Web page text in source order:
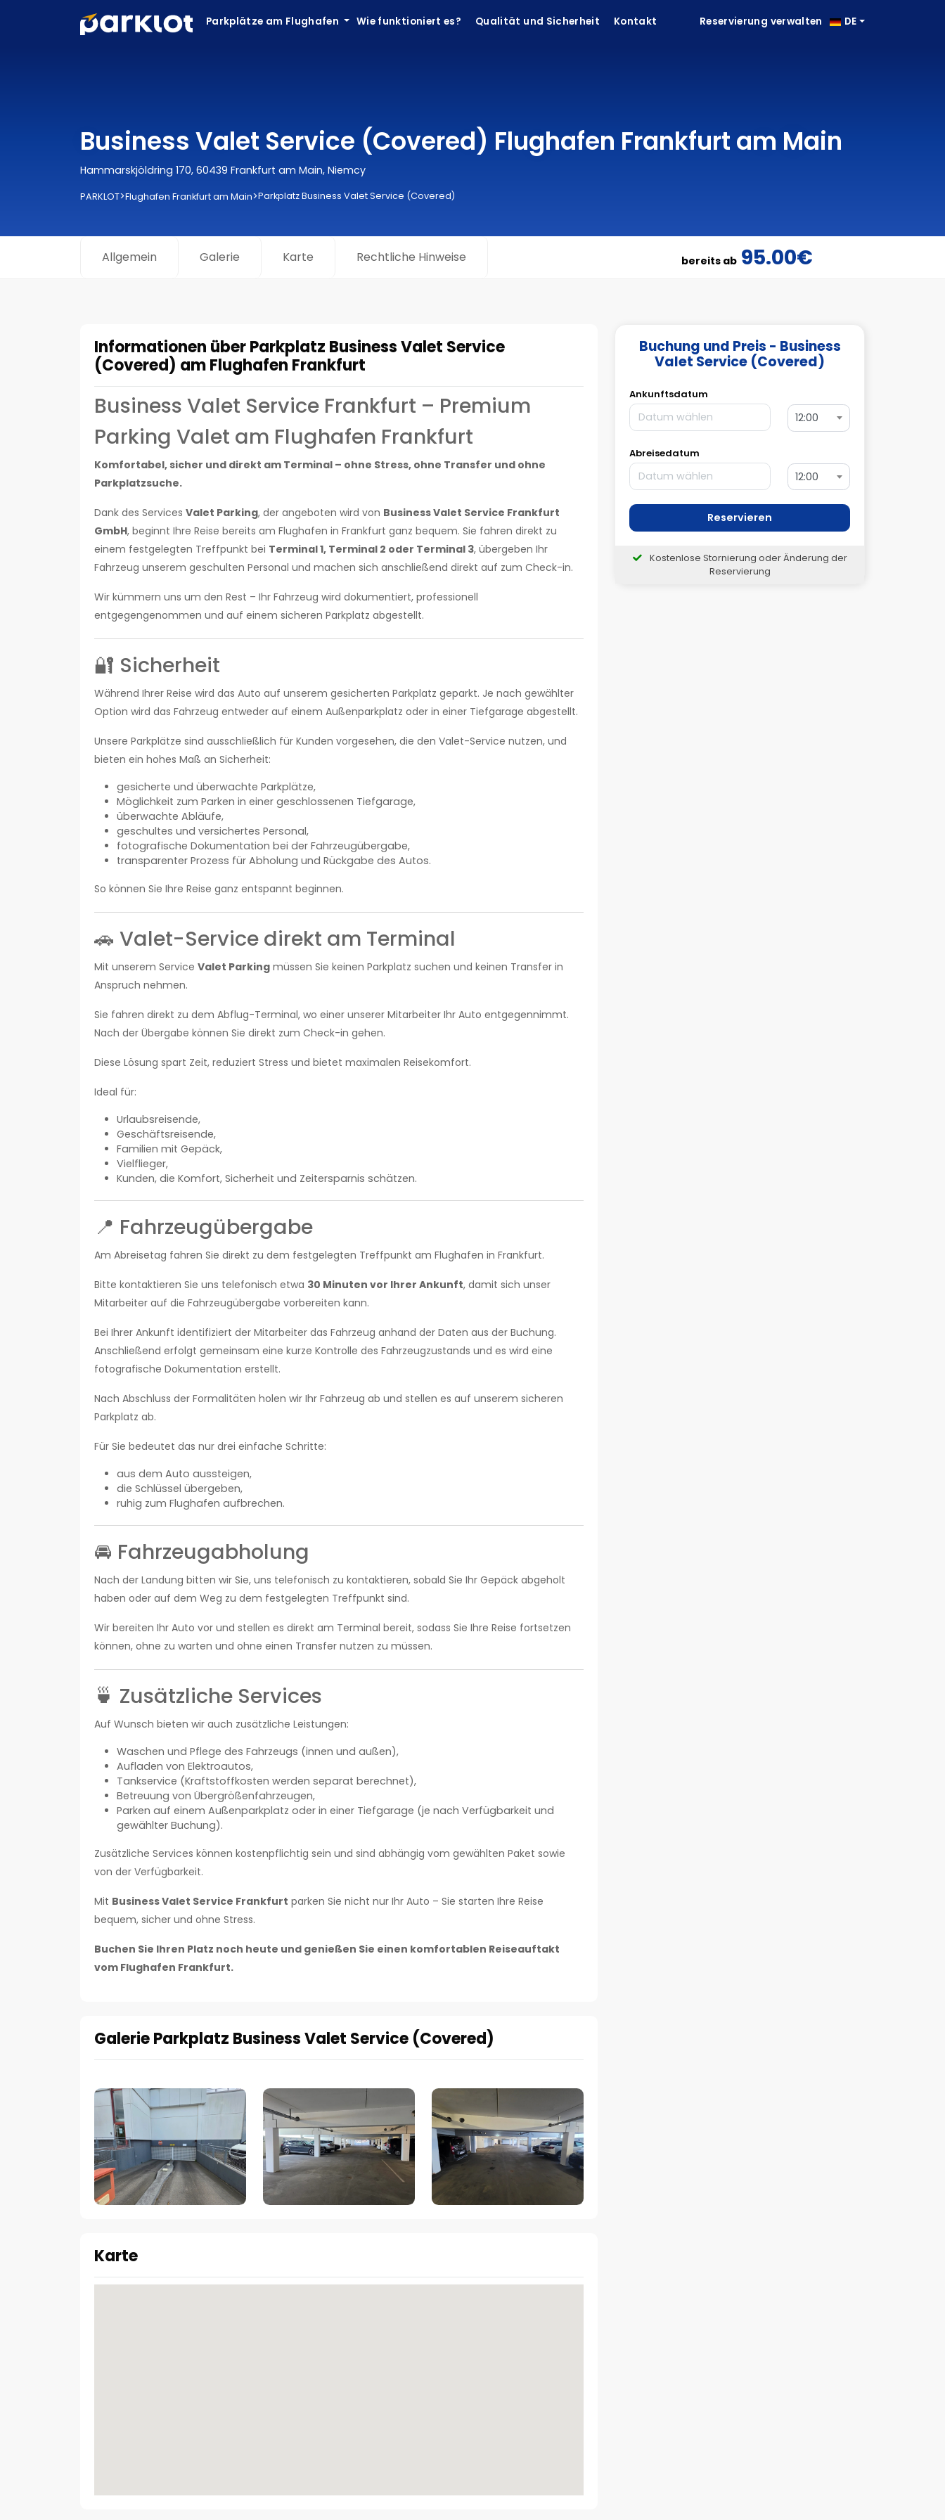
Parkplätze am Flughafen Wie funktioniert es? Qualität und Sicherheit Kontakt Reservierung verwalten DE
Business Valet Service (Covered) Flughafen Frankfurt am Main
Hammarskjöldring 170, 60439 Frankfurt am Main, Niemcy
PARKLOT>Flughafen Frankfurt am Main>Parkplatz Business Valet Service (Covered)
Allgemein Galerie Karte Rechtliche Hinweise bereits ab 95.00€
Informationen über Parkplatz Business Valet Service
(Covered) am Flughafen Frankfurt
Business Valet Service Frankfurt – Premium
Parking Valet am Flughafen Frankfurt
Komfortabel, sicher und direkt am Terminal – ohne Stress, ohne Transfer und ohne
Parkplatzsuche.
Dank des Services Valet Parking, der angeboten wird von Business Valet Service Frankfurt
GmbH, beginnt Ihre Reise bereits am Flughafen in Frankfurt ganz bequem. Sie fahren direkt zu
einem festgelegten Treffpunkt bei Terminal 1, Terminal 2 oder Terminal 3, übergeben Ihr
Fahrzeug unserem geschulten Personal und machen sich anschließend direkt auf zum Check-in.
Wir kümmern uns um den Rest – Ihr Fahrzeug wird dokumentiert, professionell
entgegengenommen und auf einem sicheren Parkplatz abgestellt.
🔐 Sicherheit
Während Ihrer Reise wird das Auto auf unserem gesicherten Parkplatz geparkt. Je nach gewählter
Option wird das Fahrzeug entweder auf einem Außenparkplatz oder in einer Tiefgarage abgestellt.
Unsere Parkplätze sind ausschließlich für Kunden vorgesehen, die den Valet-Service nutzen, und
bieten ein hohes Maß an Sicherheit:
gesicherte und überwachte Parkplätze,
Möglichkeit zum Parken in einer geschlossenen Tiefgarage,
überwachte Abläufe,
geschultes und versichertes Personal,
fotografische Dokumentation bei der Fahrzeugübergabe,
transparenter Prozess für Abholung und Rückgabe des Autos.
So können Sie Ihre Reise ganz entspannt beginnen.
🚗 Valet-Service direkt am Terminal
Mit unserem Service Valet Parking müssen Sie keinen Parkplatz suchen und keinen Transfer in
Anspruch nehmen.
Sie fahren direkt zu dem Abflug-Terminal, wo einer unserer Mitarbeiter Ihr Auto entgegennimmt.
Nach der Übergabe können Sie direkt zum Check-in gehen.
Diese Lösung spart Zeit, reduziert Stress und bietet maximalen Reisekomfort.
Ideal für:
Urlaubsreisende,
Geschäftsreisende,
Familien mit Gepäck,
Vielflieger,
Kunden, die Komfort, Sicherheit und Zeitersparnis schätzen.
📍 Fahrzeugübergabe
Am Abreisetag fahren Sie direkt zu dem festgelegten Treffpunkt am Flughafen in Frankfurt.
Bitte kontaktieren Sie uns telefonisch etwa 30 Minuten vor Ihrer Ankunft, damit sich unser
Mitarbeiter auf die Fahrzeugübergabe vorbereiten kann.
Bei Ihrer Ankunft identifiziert der Mitarbeiter das Fahrzeug anhand der Daten aus der Buchung.
Anschließend erfolgt gemeinsam eine kurze Kontrolle des Fahrzeugzustands und es wird eine
fotografische Dokumentation erstellt.
Nach Abschluss der Formalitäten holen wir Ihr Fahrzeug ab und stellen es auf unserem sicheren
Parkplatz ab.
Für Sie bedeutet das nur drei einfache Schritte:
aus dem Auto aussteigen,
die Schlüssel übergeben,
ruhig zum Flughafen aufbrechen.
🚘 Fahrzeugabholung
Nach der Landung bitten wir Sie, uns telefonisch zu kontaktieren, sobald Sie Ihr Gepäck abgeholt
haben oder auf dem Weg zu dem festgelegten Treffpunkt sind.
Wir bereiten Ihr Auto vor und stellen es direkt am Terminal bereit, sodass Sie Ihre Reise fortsetzen
können, ohne zu warten und ohne einen Transfer nutzen zu müssen.
🍵 Zusätzliche Services
Auf Wunsch bieten wir auch zusätzliche Leistungen:
Waschen und Pflege des Fahrzeugs (innen und außen),
Aufladen von Elektroautos,
Tankservice (Kraftstoffkosten werden separat berechnet),
Betreuung von Übergrößenfahrzeugen,
Parken auf einem Außenparkplatz oder in einer Tiefgarage (je nach Verfügbarkeit und
gewählter Buchung).
Zusätzliche Services können kostenpflichtig sein und sind abhängig vom gewählten Paket sowie
von der Verfügbarkeit.
Mit Business Valet Service Frankfurt parken Sie nicht nur Ihr Auto – Sie starten Ihre Reise
bequem, sicher und ohne Stress.
Buchen Sie Ihren Platz noch heute und genießen Sie einen komfortablen Reiseauftakt
vom Flughafen Frankfurt.
Galerie Parkplatz Business Valet Service (Covered)
Karte
Buchung und Preis - Business
Valet Service (Covered)
Ankunftsdatum
12:00
Abreisedatum
12:00
Reservieren
Kostenlose Stornierung oder Änderung der
Reservierung